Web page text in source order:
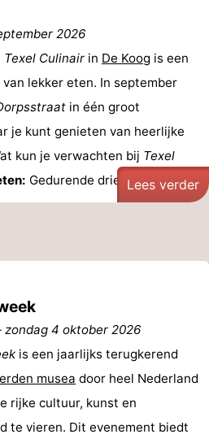
2026
Texel Culinair in De Koog is een
lekker eten. In september
in één groot
je kunt genieten van heerlijke
kun je verwachten bij Texel
Gedurende drie ...Lees verder
zondag 4 oktober 2026
is een jaarlijks terugkerend
musea door heel Nederland
rijke cultuur, kunst en
te vieren. Dit evenement biedt